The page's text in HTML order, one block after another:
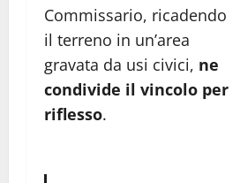
Commissario, ricadendo
il terreno in un’area
gravata da usi civici, ne
condivide il vincolo per
riflesso.